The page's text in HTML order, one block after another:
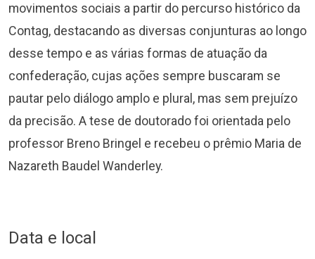
movimentos sociais a partir do percurso histórico da
Contag, destacando as diversas conjunturas ao longo
desse tempo e as várias formas de atuação da
confederação, cujas ações sempre buscaram se
pautar pelo diálogo amplo e plural, mas sem prejuízo
da precisão. A tese de doutorado foi orientada pelo
professor Breno Bringel e recebeu o prêmio Maria de
Nazareth Baudel Wanderley.
Data e local